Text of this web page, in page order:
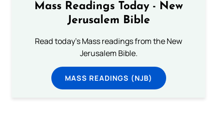
Mass Readings Today - New
Jerusalem Bible
Read today's Mass readings from the New
Jerusalem Bible.
MASS READINGS (NJB)